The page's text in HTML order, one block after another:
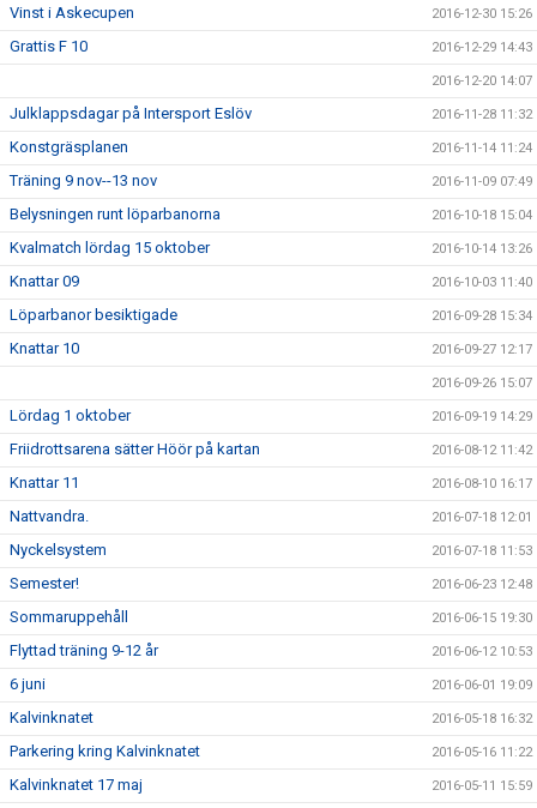
Vinst i Askecupen 2016-12-30 15:26
Grattis F 10 2016-12-29 14:43
2016-12-20 14:07
Julklappsdagar på Intersport Eslöv 2016-11-28 11:32
Konstgräsplanen 2016-11-14 11:24
Träning 9 nov--13 nov 2016-11-09 07:49
Belysningen runt löparbanorna 2016-10-18 15:04
Kvalmatch lördag 15 oktober 2016-10-14 13:26
Knattar 09 2016-10-03 11:40
Löparbanor besiktigade 2016-09-28 15:34
Knattar 10 2016-09-27 12:17
2016-09-26 15:07
Lördag 1 oktober 2016-09-19 14:29
Friidrottsarena sätter Höör på kartan 2016-08-12 11:42
Knattar 11 2016-08-10 16:17
Nattvandra. 2016-07-18 12:01
Nyckelsystem 2016-07-18 11:53
Semester! 2016-06-23 12:48
Sommaruppehåll 2016-06-15 19:30
Flyttad träning 9-12 år 2016-06-12 10:53
6 juni 2016-06-01 19:09
Kalvinknatet 2016-05-18 16:32
Parkering kring Kalvinknatet 2016-05-16 11:22
Kalvinknatet 17 maj 2016-05-11 15:59